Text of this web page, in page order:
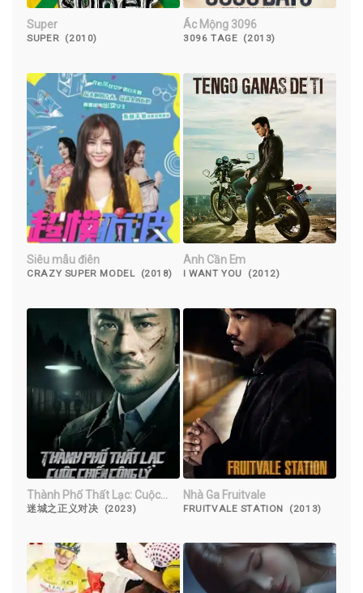
Super
SUPER (2010)
Ác Mộng 3096
3096 TAGE (2013)
Siêu mẫu điên
CRAZY SUPER MODEL (2018)
Anh Cần Em
I WANT YOU (2012)
Thành Phố Thất Lạc: Cuộc
Chiến Công Lý
迷城之正义对决 (2023)
Nhà Ga Fruitvale
FRUITVALE STATION (2013)